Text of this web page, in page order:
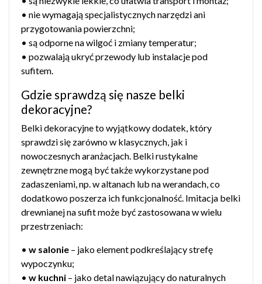
• nie wymagają specjalistycznych narzędzi ani
przygotowania powierzchni;
• są odporne na wilgoć i zmiany temperatur;
• pozwalają ukryć przewody lub instalacje pod
sufitem.
Gdzie sprawdzą się nasze belki
dekoracyjne?
Belki dekoracyjne to wyjątkowy dodatek, który
sprawdzi się zarówno w klasycznych, jak i
nowoczesnych aranżacjach. Belki rustykalne
zewnętrzne mogą być także wykorzystane pod
zadaszeniami, np. w altanach lub na werandach, co
dodatkowo poszerza ich funkcjonalność. Imitacja belki
drewnianej na sufit może być zastosowana w wielu
przestrzeniach:
• w salonie – jako element podkreślający strefę
wypoczynku;
• w kuchni – jako detal nawiązujący do naturalnych